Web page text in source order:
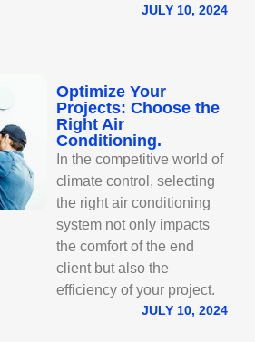
JULY 10, 2024
Optimize Your
Projects: Choose the
Right Air
Conditioning.
In the competitive world of
climate control, selecting
the right air conditioning
system not only impacts
the comfort of the end
client but also the
efficiency of your project.
JULY 10, 2024